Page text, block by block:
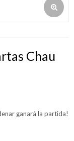
Chau
ganará la partida!